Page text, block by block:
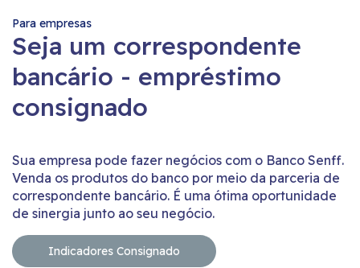
Para empresas
Seja um correspondente
bancário - empréstimo
consignado
Sua empresa pode fazer negócios com o Banco Senff.
Venda os produtos do banco por meio da parceria de
correspondente bancário. É uma ótima oportunidade
de sinergia junto ao seu negócio.
Indicadores Consignado